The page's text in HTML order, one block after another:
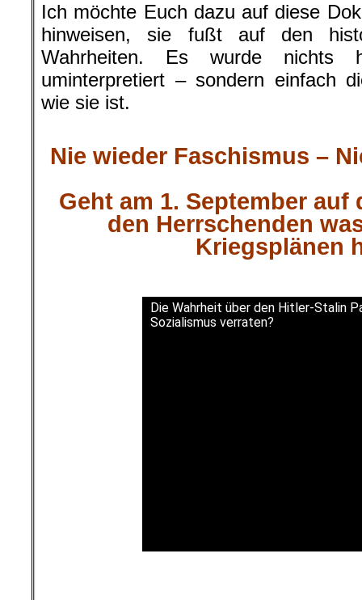
Ich möchte Euch dazu auf diese
hinweisen, sie fußt auf den
Wahrheiten. Es wurde nichts
uminterpretiert – sondern einfach
wie sie ist.
Nie wieder Faschismus –
Geht am 1. September auf
den Herrschenden
Kriegsplänen
Die Wahrheit über den Hitler-Stalin
Sozialismus verraten?